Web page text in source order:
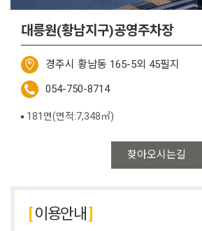
대릉원(황남지구)공영주차장
경주시 황남동 165-5외 45필지
054-750-8714
찾아오시는길
181면(면적:7,348㎡)
이용안내